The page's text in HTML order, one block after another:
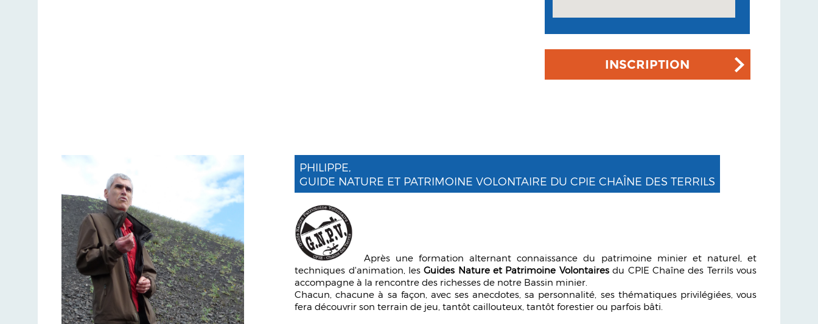
INSCRIPTION
PHILIPPE,
GUIDE NATURE ET PATRIMOINE VOLONTAIRE DU CPIE CHAÎNE DES TERRILS
Après une formation alternant connaissance du patrimoine minier et naturel, et
techniques d'animation, lesGuides Nature et Patrimoine Volontairesdu CPIE Chaîne des Terrils vous
accompagne à la rencontre des richesses de notre Bassin minier.
Chacun, chacune à sa façon, avec ses anecdotes, sa personnalité, ses thématiques privilégiées, vous
fera découvrir son terrain de jeu, tantôt caillouteux, tantôt forestier ou parfois bâti.